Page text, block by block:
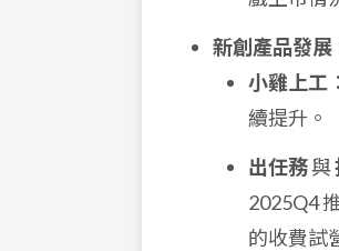
新創產品發展
小雞上工
續提升。
出任務與
2025Q4
的收費試